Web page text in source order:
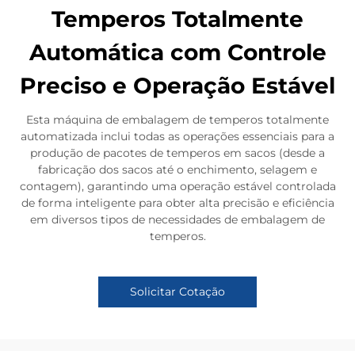
Temperos Totalmente
Automática com Controle
Preciso e Operação Estável
Esta máquina de embalagem de temperos totalmente
automatizada inclui todas as operações essenciais para a
produção de pacotes de temperos em sacos (desde a
fabricação dos sacos até o enchimento, selagem e
contagem), garantindo uma operação estável controlada
de forma inteligente para obter alta precisão e eficiência
em diversos tipos de necessidades de embalagem de
temperos.
Solicitar Cotação